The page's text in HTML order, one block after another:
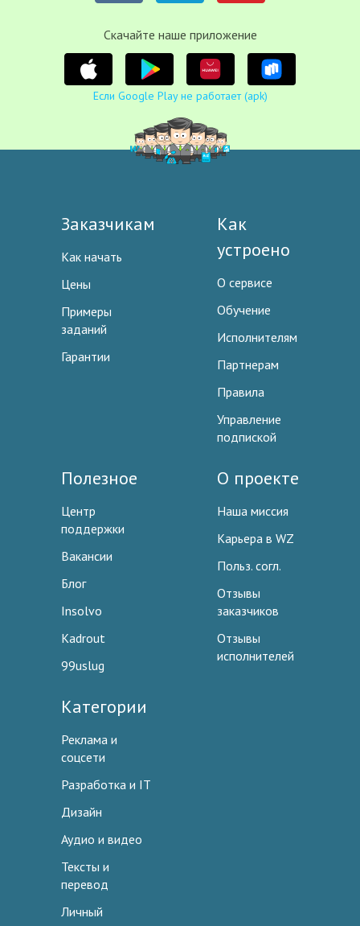
Cкачайте наше приложение
Если Google Play не работает (apk)
Заказчикам
Как начать
Цены
Примеры
заданий
Гарантии
Как
устроено
О сервисе
Обучение
Исполнителям
Партнерам
Правила
Управление
подпиской
Полезное
Центр
поддержки
Вакансии
Блог
Insolvo
Kadrout
99uslug
О проекте
Наша миссия
Карьера в WZ
Польз. согл.
Отзывы
заказчиков
Отзывы
исполнителей
Категории
Реклама и
соцсети
Разработка и IT
Дизайн
Аудио и видео
Тексты и
перевод
Личный